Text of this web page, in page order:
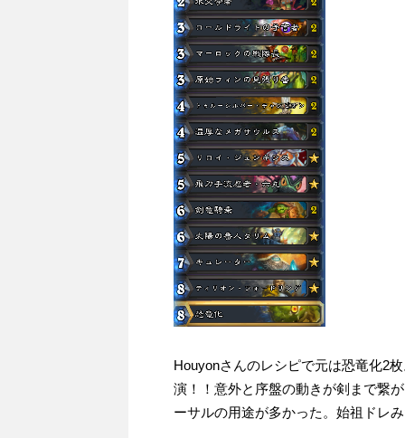
Houyonさんのレシピで元は恐竜化2
演！！意外と序盤の動きが剣まで繋
ーサルの用途が多かった。始祖ドレ